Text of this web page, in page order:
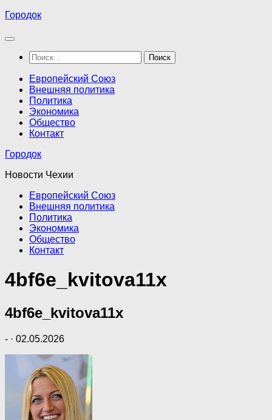
Перейти
содержимому
Городок
Найти:
Европейский Союз
Внешняя политика
Политика
Экономика
Общество
Контакт
Городок
Новости Чехии
Европейский Союз
Внешняя политика
Политика
Экономика
Общество
Контакт
4bf6e_kvitova11x
4bf6e_kvitova11x
- · 02.05.2026